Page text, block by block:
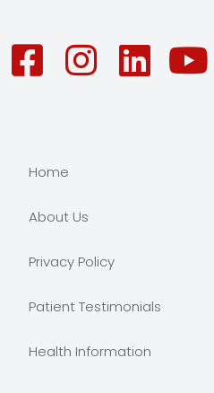
Home
About Us
Privacy Policy
Patient Testimonials
Health Information